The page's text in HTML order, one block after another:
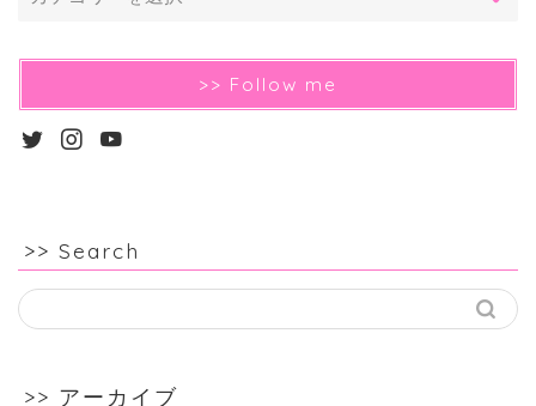
>> Follow me
>> Search
>> アーカイブ